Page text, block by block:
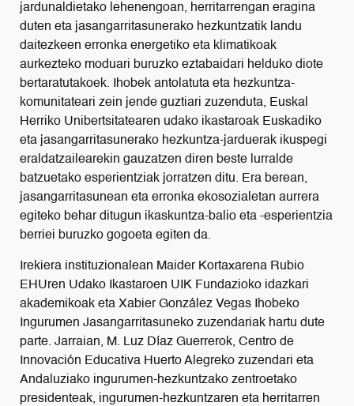
jardunaldietako lehenengoan, herritarrengan eragina
duten eta jasangarritasunerako hezkuntzatik landu
daitezkeen erronka energetiko eta klimatikoak
aurkezteko moduari buruzko eztabaidari helduko diote
bertaratutakoek. Ihobek antolatuta eta hezkuntza-
komunitateari zein jende guztiari zuzenduta, Euskal
Herriko Unibertsitatearen udako ikastaroak Euskadiko
eta jasangarritasunerako hezkuntza-jarduerak ikuspegi
eraldatzailearekin gauzatzen diren beste lurralde
batzuetako esperientziak jorratzen ditu. Era berean,
jasangarritasunean eta erronka ekosozialetan aurrera
egiteko behar ditugun ikaskuntza-balio eta -esperientzia
berriei buruzko gogoeta egiten da.
Irekiera instituzionalean Maider Kortaxarena Rubio
EHUren Udako Ikastaroen UIK Fundazioko idazkari
akademikoak eta Xabier González Vegas Ihobeko
Ingurumen Jasangarritasuneko zuzendariak hartu dute
parte. Jarraian, M. Luz Díaz Guerrerok, Centro de
Innovación Educativa Huerto Alegreko zuzendari eta
Andaluziako ingurumen-hezkuntzako zentroetako
presidenteak, ingurumen-hezkuntzaren eta herritarren